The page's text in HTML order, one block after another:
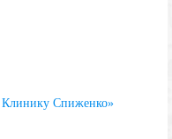
Клинику Спиженко»